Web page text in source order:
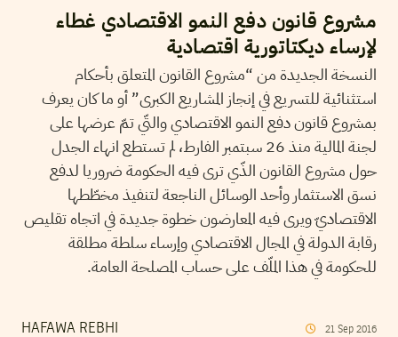
مشروع قانون دفع النمو الاقتصادي غطاء
لإرساء ديكتاتورية اقتصادية
النسخة الجديدة من “مشروع القانون المتعلق بأحكام
استثنائية للتسريع في إنجاز المشاريع الكبرى” أو ما كان يعرف
بمشروع قانون دفع النمو الاقتصادي والتّي تمّ عرضها على
لجنة المالية منذ 26 سبتمبر الفارط، لم تستطع انهاء الجدل
حول مشروع القانون الذّي ترى فيه الحكومة ضروريا لدفع
نسق الاستثمار وأحد الوسائل الناجعة لتنفيذ مخطّطها
الاقتصاديّ ويرى فيه المعارضون خطوة جديدة في اتجاه تقليص
رقابة الدولة في المجال الاقتصادي وإرساء سلطة مطلقة
للحكومة في هذا الملّف على حساب المصلحة العامة.
HAFAWA REBHI 21 Sep 2016